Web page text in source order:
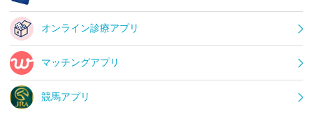
オンライン診療アプリ
マッチングアプリ
競馬アプリ